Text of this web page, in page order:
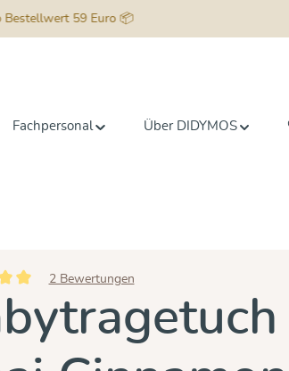
Bestellwert 59 Euro 📦
Fachpersonal Über DIDYMOS
Bewertung von 5 von 5 Sternen
2 Bewertungen